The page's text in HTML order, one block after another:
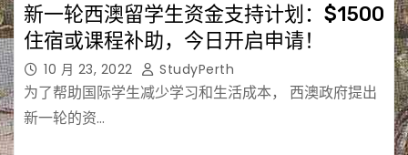
新一轮西澳留学生资金支持计划：$1500
住宿或课程补助，今日开启申请！
10 月 23, 2022 StudyPerth
为了帮助国际学生减少学习和生活成本， 西澳政府提出
新一轮的资…